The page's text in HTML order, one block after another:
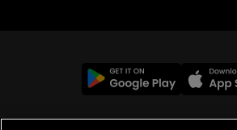
© 2019-2026 DOGAN MEDIA